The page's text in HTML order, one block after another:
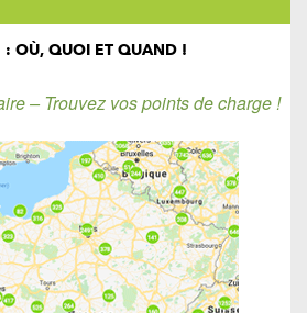
: OÙ, QUOI ET QUAND !
– Trouvez vos points de charge !